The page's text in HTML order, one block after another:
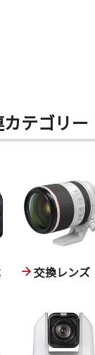
テゴリー
交換レンズ